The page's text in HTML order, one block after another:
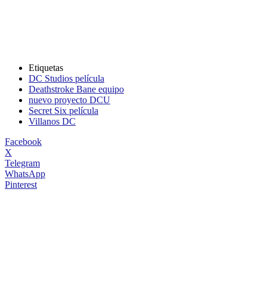
Etiquetas
DC Studios película
Deathstroke Bane equipo
nuevo proyecto DCU
Secret Six película
Villanos DC
Facebook
X
Telegram
WhatsApp
Pinterest